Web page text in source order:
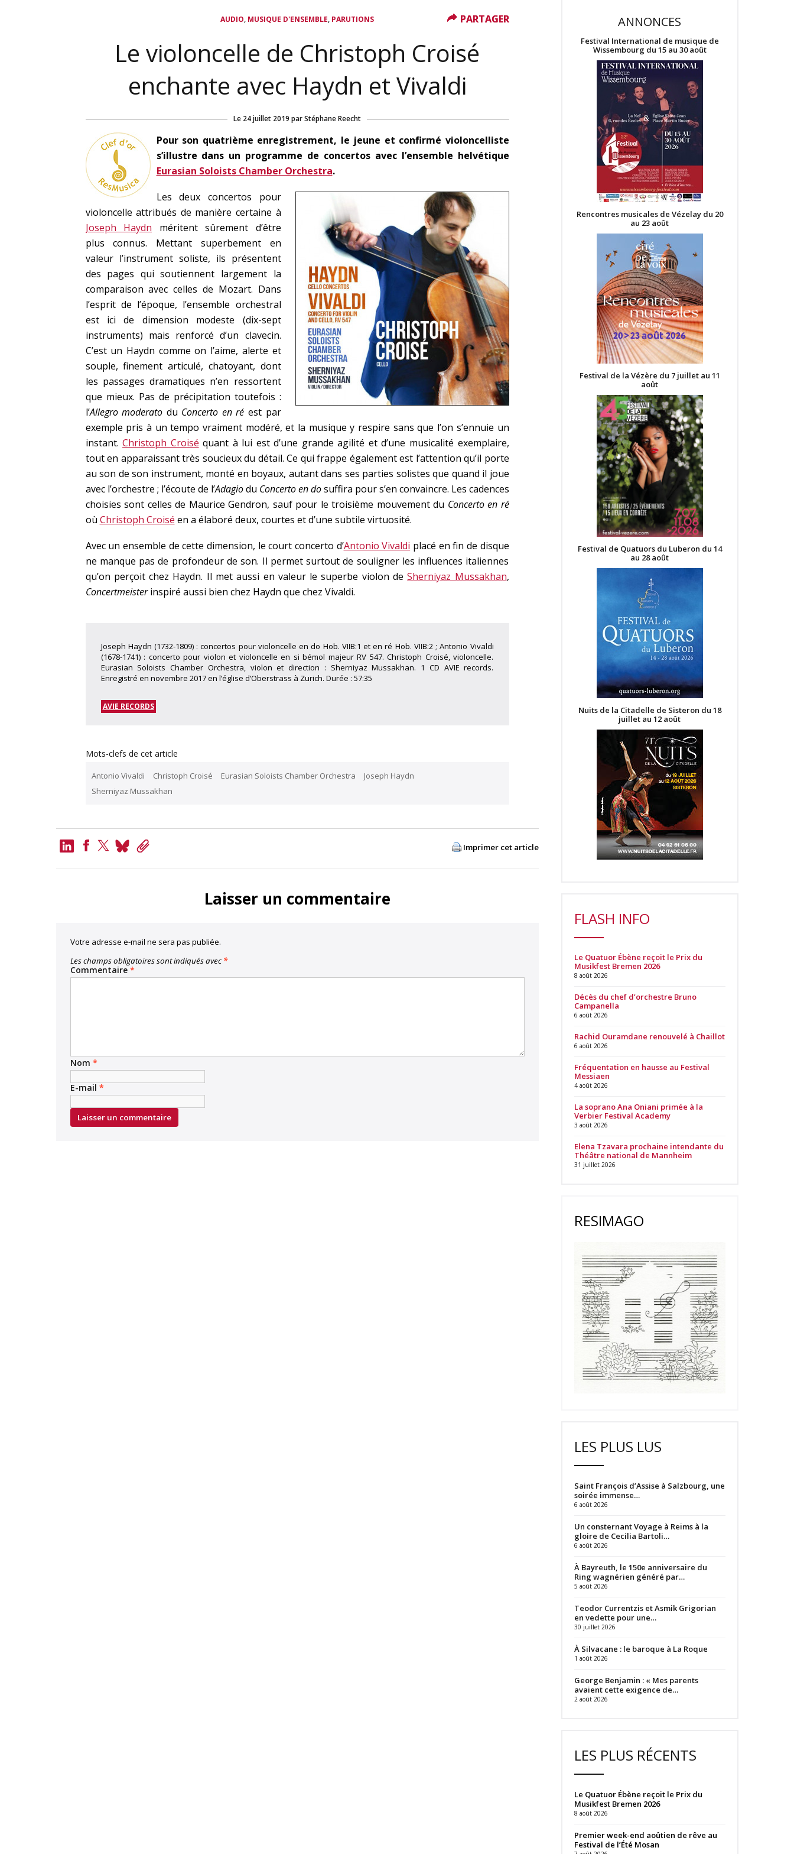
AUDIO, MUSIQUE D'ENSEMBLE, PARUTIONS
Le violoncelle de Christoph Croisé
enchante avec Haydn et Vivaldi
Le 24 juillet 2019 parStéphane Reecht
Pour son quatrième enregistrement, le jeune et confirmé violoncelliste
s’illustre dans un programme de concertos avec l’ensemble helvétique
Eurasian Soloists Chamber Orchestra.
Les deux concertos pour
violoncelle attribués de manière certaine à
Joseph Haydn méritent sûrement d’être
plus connus. Mettant superbement en
valeur l’instrument soliste, ils présentent
des pages qui soutiennent largement la
comparaison avec celles de Mozart. Dans
l’esprit de l’époque, l’ensemble orchestral
est ici de dimension modeste (dix-sept
instruments) mais renforcé d’un clavecin.
C’est un Haydn comme on l’aime, alerte et
souple, finement articulé, chatoyant, dont
les passages dramatiques n’en ressortent
que mieux. Pas de précipitation toutefois :
l’Allegro moderato du Concerto en ré est par
exemple pris à un tempo vraiment modéré, et la musique y respire sans que l’on s’ennuie un
instant.Christoph Croisé quant à lui est d’une grande agilité et d’une musicalité exemplaire,
tout en apparaissant très soucieux du détail. Ce qui frappe également est l’attention qu’il porte
au son de son instrument, monté en boyaux, autant dans ses parties solistes que quand il joue
avec l’orchestre ; l’écoute de l’Adagiodu Concerto en dosuffira pour s’en convaincre. Les cadences
choisies sont celles de Maurice Gendron, sauf pour le troisième mouvement du Concerto en ré
où Christoph Croisé en a élaboré deux, courtes et d’une subtile virtuosité.
Avec un ensemble de cette dimension, le court concerto d’Antonio Vivaldi placé en fin de disque
ne manque pas de profondeur de son. Il permet surtout de souligner les influences italiennes
qu’on perçoit chez Haydn. Il met aussi en valeur le superbe violon deSherniyaz Mussakhan,
Concertmeisterinspiré aussi bien chez Haydn que chez Vivaldi.
PARTAGER
Joseph Haydn (1732-1809) : concertos pour violoncelle en do Hob. VIIB:1 et en ré Hob. VIIB:2 ; Antonio Vivaldi
(1678-1741) : concerto pour violon et violoncelle en si bémol majeur RV 547. Christoph Croisé, violoncelle.
Eurasian Soloists Chamber Orchestra, violon et direction : Sherniyaz Mussakhan. 1 CD AVIE records.
Enregistré en novembre 2017 en l’église d’Oberstrass à Zurich. Durée : 57:35
PARTAGER
AVIE RECORDS
Mots-clefs de cet article
Antonio Vivaldi Christoph Croisé Eurasian Soloists Chamber Orchestra
Joseph Haydn
Sherniyaz Mussakhan
LinkedIn
BlueskyCopy
Imprimer cet article
Laisser un commentaire
Votre adresse e-mail ne sera pas publiée.
Les champs obligatoires sont indiqués avec *
Commentaire *
Nom *
E-mail *
ANNONCES
Festival International de musique de
Wissembourg du 15 au 30 août
Rencontres musicales de Vézelay du 20
au 23 août
Festival de la Vézère du 7 juillet au 11
août
Festival de Quatuors du Luberon du 14
au 28 août
Nuits de la Citadelle de Sisteron du 18
juillet au 12 août
FLASH INFO
Le Quatuor Ébène reçoit le Prix du
Musikfest Bremen 2026
8 août 2026
Décès du chef d’orchestre Bruno
Campanella
6 août 2026
Rachid Ouramdane renouvelé à Chaillot
6 août 2026
Fréquentation en hausse au Festival
Messiaen
4 août 2026
La soprano Ana Oniani primée à la
Verbier Festival Academy
3 août 2026
Elena Tzavara prochaine intendante du
Théâtre national de Mannheim
31 juillet 2026
RESIMAGO
LES PLUS LUS
Saint François d’Assise à Salzbourg, une
soirée immense…
6 août 2026
Un consternant Voyage à Reims à la
gloire de Cecilia Bartoli…
6 août 2026
À Bayreuth, le 150e anniversaire du
Ring wagnérien généré par…
5 août 2026
Teodor Currentzis et Asmik Grigorian
en vedette pour une…
30 juillet 2026
À Silvacane : le baroque à La Roque
1 août 2026
George Benjamin : « Mes parents
avaient cette exigence de…
2 août 2026
LES PLUS RÉCENTS
Le Quatuor Ébène reçoit le Prix du
Musikfest Bremen 2026
8 août 2026
Premier week-end aoûtien de rêve au
Festival de l’Été Mosan